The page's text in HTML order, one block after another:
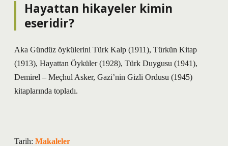
Hayattan hikayeler kimin
eseridir?
Aka Gündüz öykülerini Türk Kalp (1911), Türkün Kitap
(1913), Hayattan Öyküler (1928), Türk Duygusu (1941),
Demirel – Meçhul Asker, Gazi’nin Gizli Ordusu (1945)
kitaplarında topladı.
Tarih: Makaleler